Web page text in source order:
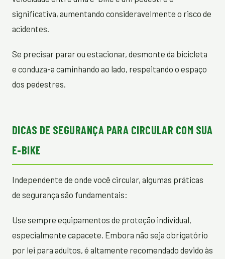
significativa, aumentando consideravelmente o risco de
acidentes.
Se precisar parar ou estacionar, desmonte da bicicleta
e conduza-a caminhando ao lado, respeitando o espaço
dos pedestres.
DICAS DE SEGURANÇA PARA CIRCULAR COM SUA
E-BIKE
Independente de onde você circular, algumas práticas
de segurança são fundamentais:
Use sempre equipamentos de proteção individual,
especialmente capacete. Embora não seja obrigatório
por lei para adultos, é altamente recomendado devido às